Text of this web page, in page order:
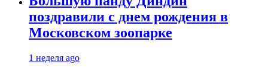
поздравили с днем рождения в
Московском зоопарке
1 неделя ago